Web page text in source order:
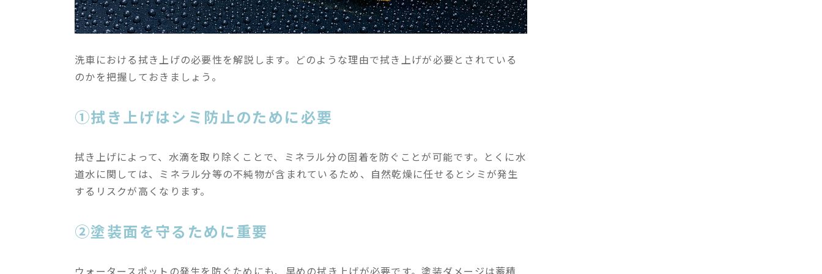
洗車における拭き上げの必要性を解説します。どのような理由で拭き上げが必要とされている
のかを把握しておきましょう。
①拭き上げはシミ防止のために必要
拭き上げによって、水滴を取り除くことで、ミネラル分の固着を防ぐことが可能です。とくに水
道水に関しては、ミネラル分等の不純物が含まれているため、自然乾燥に任せるとシミが発生
するリスクが高くなります。
②塗装面を守るために重要
ウォータースポットの発生を防ぐためにも、早めの拭き上げが必要です。塗装ダメージは蓄積